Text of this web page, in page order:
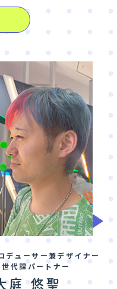
兼デザイナー
ナー
聖